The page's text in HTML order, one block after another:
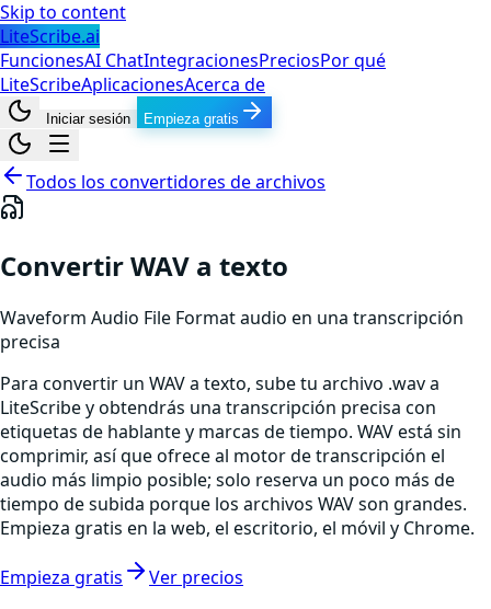
Skip to content
LiteScribe.ai
FuncionesAI ChatIntegracionesPreciosPor qué
LiteScribeAplicacionesAcerca de
Iniciar sesión Empieza gratis
Todos los convertidores de archivos
Convertir WAV a texto
Waveform Audio File Formataudio en una transcripción
precisa
Para convertir un WAV a texto, sube tu archivo .wav a
LiteScribe y obtendrás una transcripción precisa con
etiquetas de hablante y marcas de tiempo. WAV está sin
comprimir, así que ofrece al motor de transcripción el
audio más limpio posible; solo reserva un poco más de
tiempo de subida porque los archivos WAV son grandes.
Empieza gratis en la web, el escritorio, el móvil y Chrome.
Empieza gratis Ver precios